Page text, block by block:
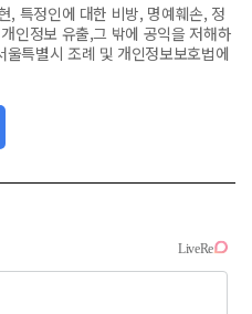
, 특정인에 대한 비방, 명예훼손, 정
인정보 유출,그 밖에 공익을 저해하
특별시 조례 및 개인정보보호법에